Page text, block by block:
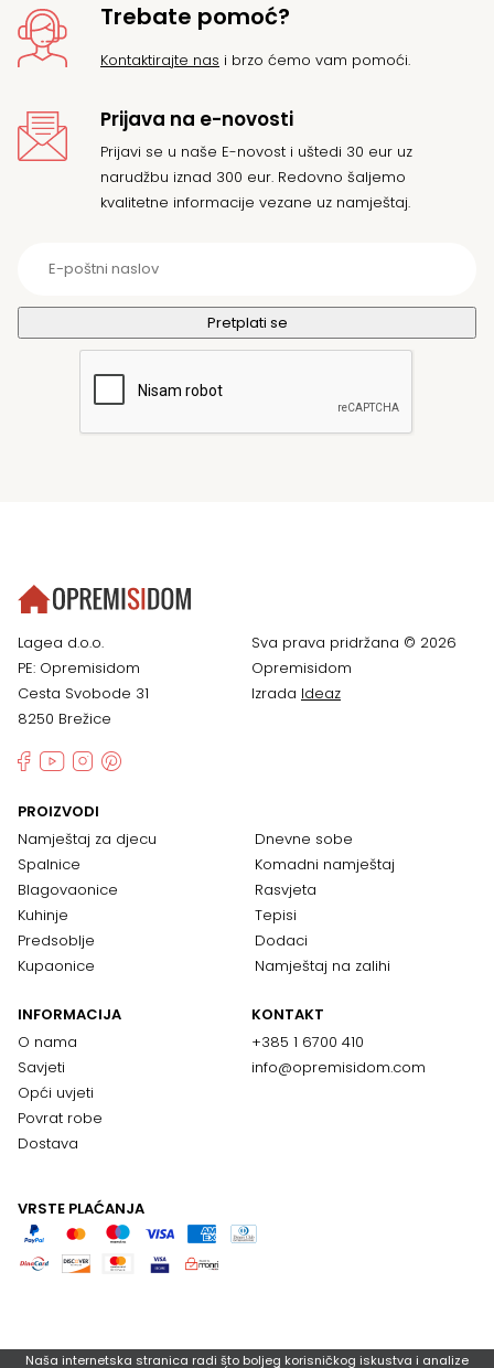
Trebate pomoć?
Kontaktirajte nas i brzo ćemo vam pomoći.
Prijava na e-novosti
Prijavi se u naše E-novost i uštedi 30 eur uz
narudžbu iznad 300 eur. Redovno šaljemo
kvalitetne informacije vezane uz namještaj.
Lagea d.o.o.
PE: Opremisidom
Cesta Svobode 31
8250 Brežice
Sva prava pridržana © 2026
Opremisidom
Izrada Ideaz
PROIZVODI
Namještaj za djecu
Spalnice
Blagovaonice
Kuhinje
Predsoblje
Kupaonice
Dnevne sobe
Komadni namještaj
Rasvjeta
Tepisi
Dodaci
Namještaj na zalihi
INFORMACIJA
O nama
Savjeti
Opći uvjeti
Povrat robe
Dostava
KONTAKT
+385 1 6700 410
info@opremisidom.com
VRSTE PLAĆANJA
Naša internetska stranica radi što boljeg korisničkog iskustva i analize